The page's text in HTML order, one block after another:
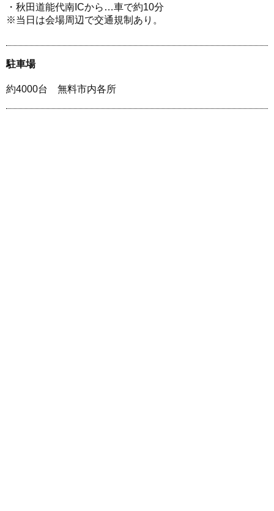
・秋田道能代南ICから…車で約10分
※当日は会場周辺で交通規制あり。
駐車場
約4000台 無料市内各所